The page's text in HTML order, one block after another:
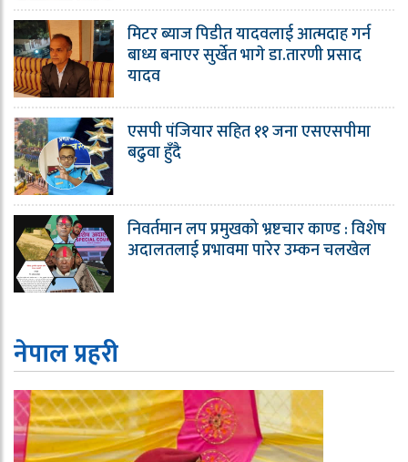
मिटर ब्याज पिडीत यादवलाई आत्मदाह गर्न
बाध्य बनाएर सुर्खेत भागे डा.तारणी प्रसाद
यादव
एसपी पंजियार सहित ११ जना एसएसपीमा
बढुवा हुँदै
निवर्तमान लप प्रमुखको भ्रष्टचार काण्ड : विशेष
अदालतलाई प्रभावमा पारेर उम्कन चलखेल
नेपाल प्रहरी